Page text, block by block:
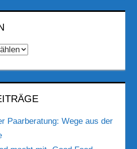
Paarberatung: Wege aus der